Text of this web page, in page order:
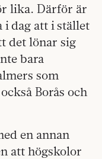
lika. Därför är
i dag att i stället
det lönar sig
bara
som
Borås och
en annan
att högskolor